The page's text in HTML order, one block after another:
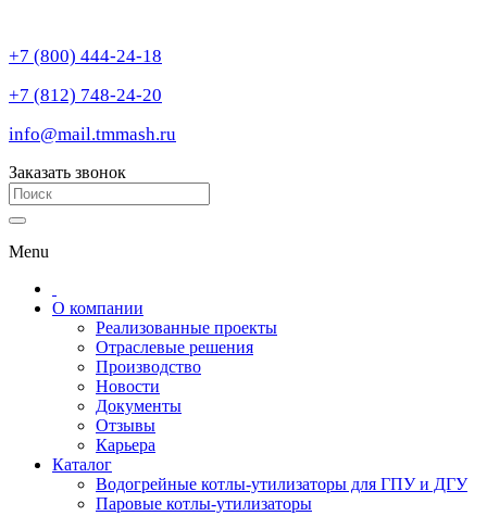
+7 (800) 444-24-18
+7 (812) 748-24-20
info@mail.tmmash.ru
Заказать звонок
Menu
О компании
Реализованные проекты
Отраслевые решения
Производство
Новости
Документы
Отзывы
Карьера
Каталог
Водогрейные котлы-утилизаторы для ГПУ и ДГУ
Паровые котлы-утилизаторы